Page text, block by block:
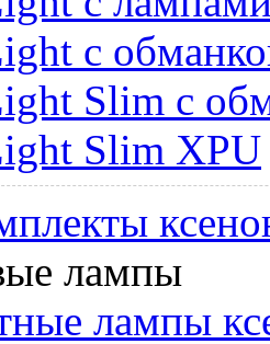
с
Slim с
Slim XPU
лампы
лампы